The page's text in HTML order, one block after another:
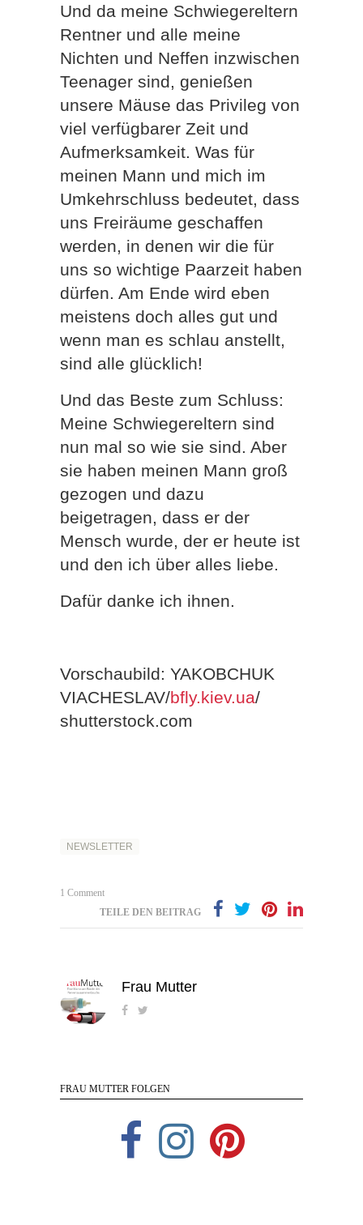
Und da meine Schwiegereltern
Rentner und alle meine
Nichten und Neffen inzwischen
Teenager sind, genießen
unsere Mäuse das Privileg von
viel verfügbarer Zeit und
Aufmerksamkeit. Was für
meinen Mann und mich im
Umkehrschluss bedeutet, dass
uns Freiräume geschaffen
werden, in denen wir die für
uns so wichtige Paarzeit haben
dürfen. Am Ende wird eben
meistens doch alles gut und
wenn man es schlau anstellt,
sind alle glücklich!
Und das Beste zum Schluss:
Meine Schwiegereltern sind
nun mal so wie sie sind. Aber
sie haben meinen Mann groß
gezogen und dazu
beigetragen, dass er der
Mensch wurde, der er heute ist
und den ich über alles liebe.
Dafür danke ich ihnen.
Vorschaubild: YAKOBCHUK
VIACHESLAV/bfly.kiev.ua/
shutterstock.com
NEWSLETTER
1 Comment
TEILE DEN BEITRAG
Frau Mutter
FRAU MUTTER FOLGEN